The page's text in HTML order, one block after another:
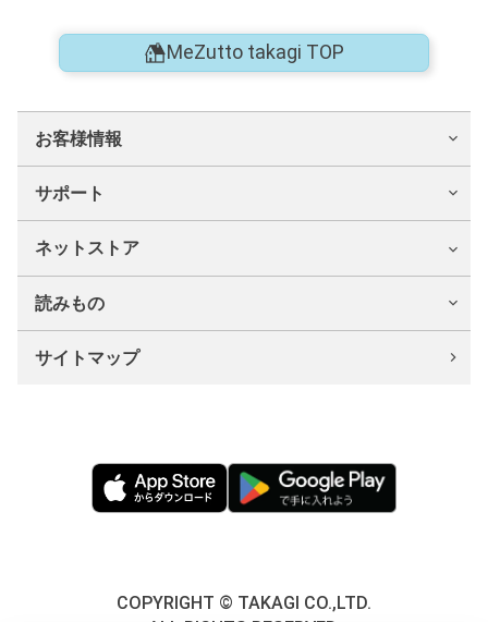
MeZutto takagi TOP
お客様情報
サポート
ネットストア
読みもの
サイトマップ
COPYRIGHT © TAKAGI CO.,LTD.